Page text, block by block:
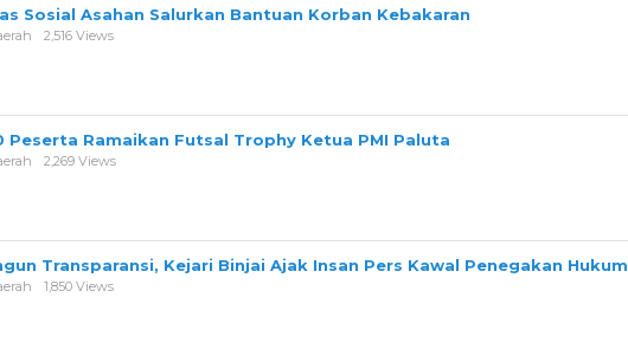
Sosial Asahan Salurkan Bantuan Korban Kebakaran
2,516 Views
Peserta Ramaikan Futsal Trophy Ketua PMI Paluta
2,269 Views
Transparansi, Kejari Binjai Ajak Insan Pers Kawal Penegakan Hukum
1,850 Views